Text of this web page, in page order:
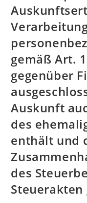
gemäß Art.
gegenüber
Auskunft
des
enthält und
des
Steuerakten